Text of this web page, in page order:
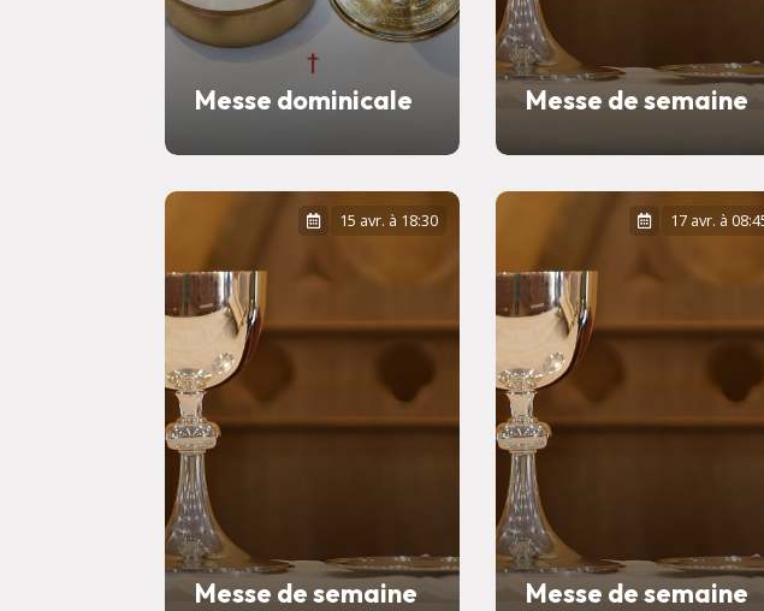
Messe dominicale Messe de semaine
Messe de semaine
15 avr. à 18:30
Messe de semaine
17 avr. à